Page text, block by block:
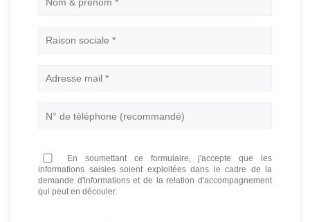
Nom
En soumettant ce formulaire, j'accepte que les
informations saisies soient exploitées dans le cadre de la
demande d'informations et de la relation d'accompagnement
qui peut en découler.